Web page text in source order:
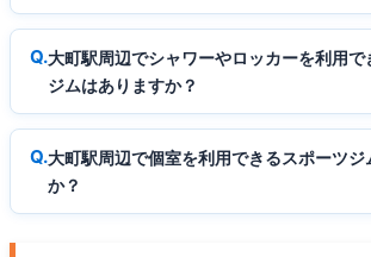
大町駅周辺でシャワーやロッカーを利用で
ジムはありますか？
大町駅周辺で個室を利用できるスポーツジ
か？